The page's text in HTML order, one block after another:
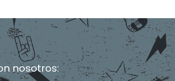
nosotros: